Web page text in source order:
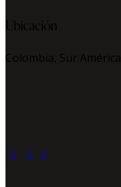
Ubicación
Colombia, Sur América
facebook
instagram
whatsapp